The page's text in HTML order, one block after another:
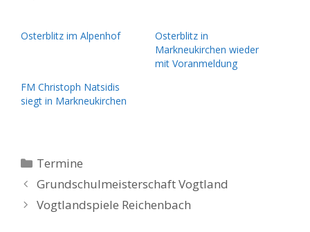
Osterblitz im Alpenhof
Osterblitz in
Markneukirchen wieder
mit Voranmeldung
FM Christoph Natsidis
siegt in Markneukirchen
Kategorien
Termine
Grundschulmeisterschaft Vogtland
Vogtlandspiele Reichenbach